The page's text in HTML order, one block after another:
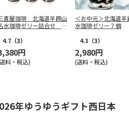
喜屋珈琲 北海道羊蹄山
水珈琲ゼリー詰合せ M
4.7 （3）
円
料・税込)
＜お中元＞北海道羊
水珈琲ゼリー７個
4.3 （3）
2,980円
(送料・税込)
年ゆうゆうギフト西日本